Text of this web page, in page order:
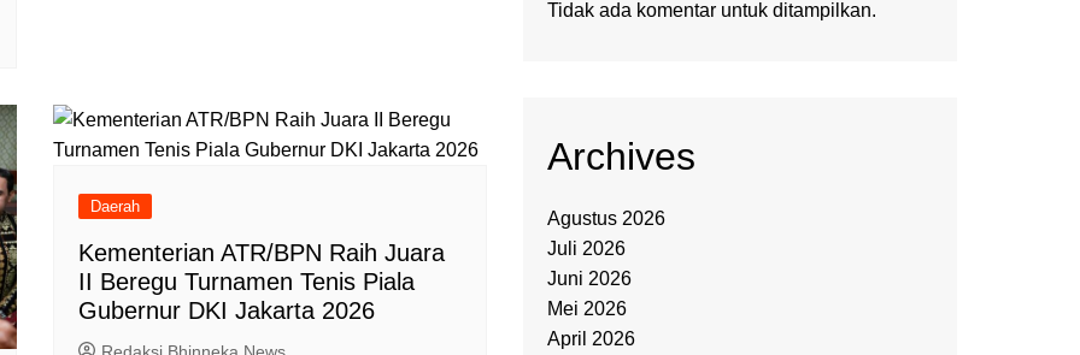
Daerah
Kementerian ATR/BPN Raih Juara
II Beregu Turnamen Tenis Piala
Gubernur DKI Jakarta 2026
Tidak ada komentar untuk ditampilkan.
Archives
Agustus 2026
Juli 2026
Juni 2026
Mei 2026
April 2026